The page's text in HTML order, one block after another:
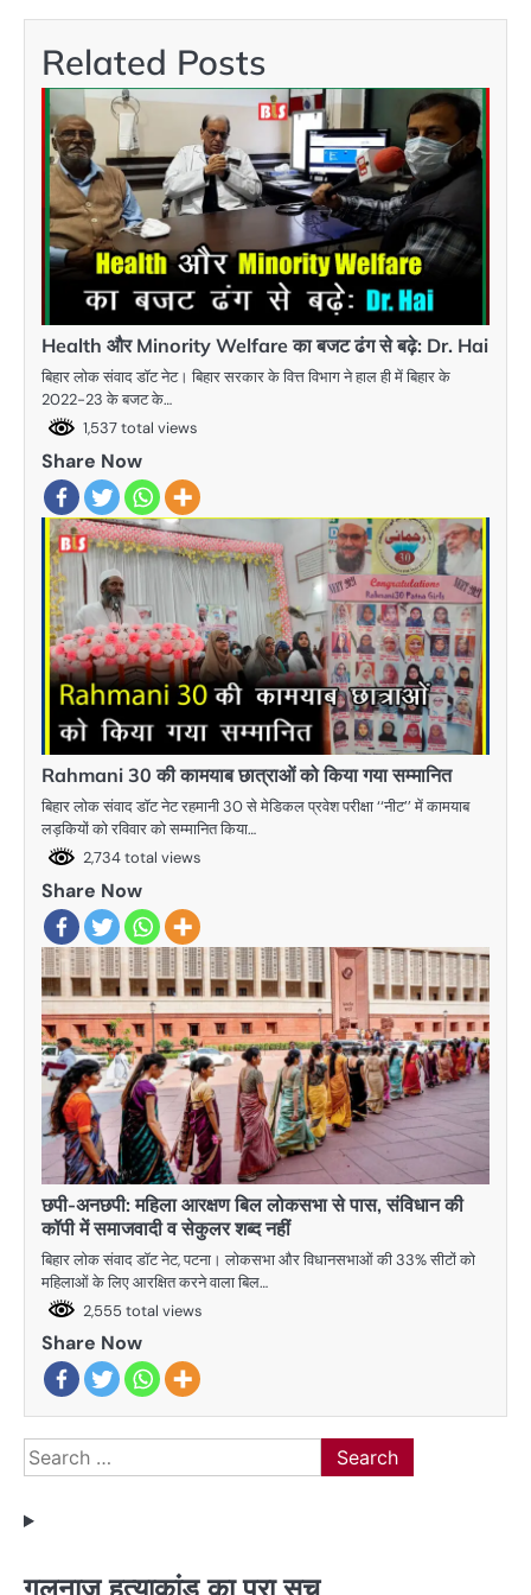
Related Posts
Health और Minority Welfare का बजट ढंग से बढ़े: Dr. Hai
बिहार लोक संवाद डॉट नेट। बिहार सरकार के वित्त विभाग ने हाल ही में बिहार के
2022-23 के बजट के…
1,537 total views
Share Now
Rahmani 30 की कामयाब छात्राओं को किया गया सम्मानित
बिहार लोक संवाद डॉट नेट रहमानी 30 से मेडिकल प्रवेश परीक्षा ‘‘नीट’’ में कामयाब
लड़कियों को रविवार को सम्मानित किया…
2,734 total views
Share Now
छपी-अनछपी: महिला आरक्षण बिल लोकसभा से पास, संविधान की
कॉपी में समाजवादी व सेकुलर शब्द नहीं
बिहार लोक संवाद डॉट नेट, पटना। लोकसभा और विधानसभाओं की 33% सीटों को
महिलाओं के लिए आरक्षित करने वाला बिल…
2,555 total views
Share Now
Search
for:
गुलनाज़ हत्याकांड का पूरा सच